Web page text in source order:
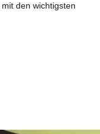
mit den wichtigsten